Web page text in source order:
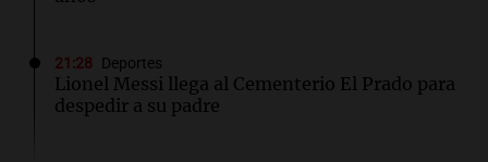
21:28 Deportes
Lionel Messi llega al Cementerio El Prado para
despedir a su padre